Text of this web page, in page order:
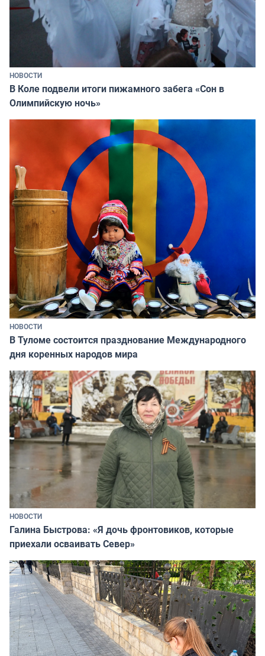
НОВОСТИ
В Коле подвели итоги пижамного забега «Сон в
Олимпийскую ночь»
НОВОСТИ
В Туломе состоится празднование Международного
дня коренных народов мира
НОВОСТИ
Галина Быстрова: «Я дочь фронтовиков, которые
приехали осваивать Север»